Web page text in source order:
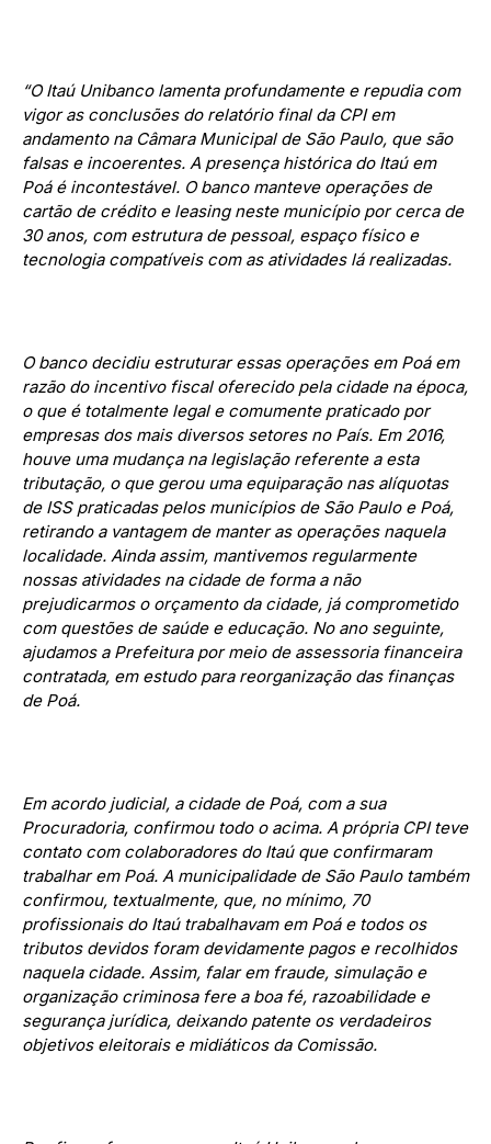
“O Itaú Unibanco lamenta profundamente e repudia com
vigor as conclusões do relatório final da CPI em
andamento na Câmara Municipal de São Paulo, que são
falsas e incoerentes. A presença histórica do Itaú em
Poá é incontestável. O banco manteve operações de
cartão de crédito e leasing neste município por cerca de
30 anos, com estrutura de pessoal, espaço físico e
tecnologia compatíveis com as atividades lá realizadas.
O banco decidiu estruturar essas operações em Poá em
razão do incentivo fiscal oferecido pela cidade na época,
o que é totalmente legal e comumente praticado por
empresas dos mais diversos setores no País. Em 2016,
houve uma mudança na legislação referente a esta
tributação, o que gerou uma equiparação nas alíquotas
de ISS praticadas pelos municípios de São Paulo e Poá,
retirando a vantagem de manter as operações naquela
localidade. Ainda assim, mantivemos regularmente
nossas atividades na cidade de forma a não
prejudicarmos o orçamento da cidade, já comprometido
com questões de saúde e educação. No ano seguinte,
ajudamos a Prefeitura por meio de assessoria financeira
contratada, em estudo para reorganização das finanças
de Poá.
Em acordo judicial, a cidade de Poá, com a sua
Procuradoria, confirmou todo o acima. A própria CPI teve
contato com colaboradores do Itaú que confirmaram
trabalhar em Poá. A municipalidade de São Paulo também
confirmou, textualmente, que, no mínimo, 70
profissionais do Itaú trabalhavam em Poá e todos os
tributos devidos foram devidamente pagos e recolhidos
naquela cidade. Assim, falar em fraude, simulação e
organização criminosa fere a boa fé, razoabilidade e
segurança jurídica, deixando patente os verdadeiros
objetivos eleitorais e midiáticos da Comissão.